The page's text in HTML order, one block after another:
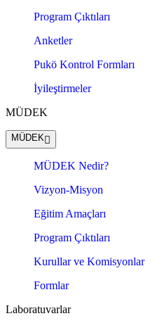
Program Çıktıları
Anketler
Pukö Kontrol Formları
İyileştirmeler
MÜDEK
MÜDEK
MÜDEK Nedir?
Vizyon-Misyon
Eğitim Amaçları
Program Çıktıları
Kurullar ve Komisyonlar
Formlar
Laboratuvarlar